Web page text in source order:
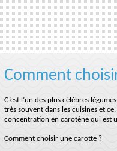
Comment
C’est l’un des plus célèbres
très souvent dans les cuisines et
concentration en carotène qui est
Comment choisir une carotte ?